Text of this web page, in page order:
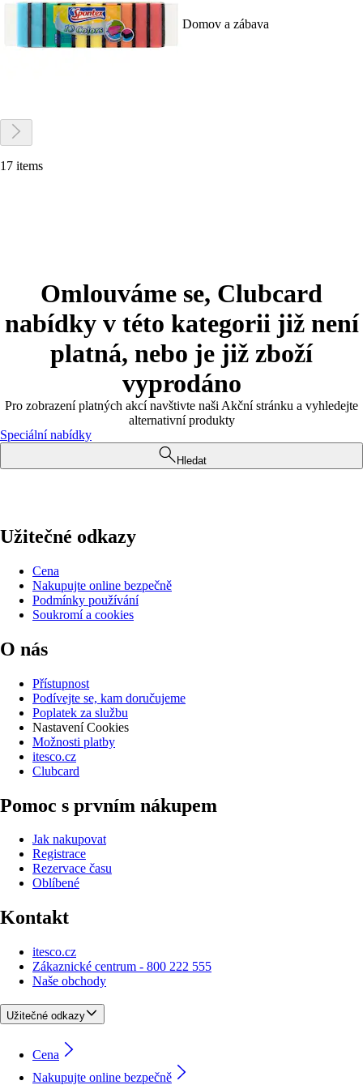
Domov a zábava
17 items
Omlouváme se, Clubcard
nabídky v této kategorii již není
platná, nebo je již zboží
vyprodáno
Pro zobrazení platných akcí navštivte naši Akční stránku a vyhledejte
alternativní produkty
Speciální nabídky
Hledat
Užitečné odkazy
Cena
Nakupujte online bezpečně
Podmínky používání
Soukromí a cookies
O nás
Přístupnost
Podívejte se, kam doručujeme
Poplatek za službu
Nastavení Cookies
Možnosti platby
itesco.cz
Clubcard
Pomoc s prvním nákupem
Jak nakupovat
Registrace
Rezervace času
Oblíbené
Kontakt
itesco.cz
Zákaznické centrum - 800 222 555
Naše obchody
Užitečné odkazy
Cena
Nakupujte online bezpečně